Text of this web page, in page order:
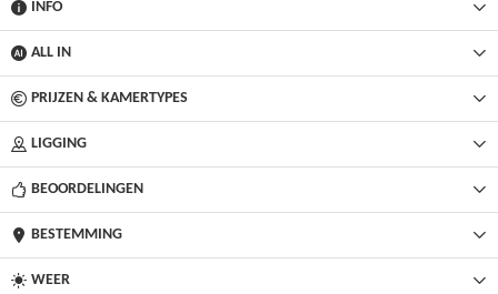
INFO
ALL IN
PRIJZEN & KAMERTYPES
LIGGING
BEOORDELINGEN
BESTEMMING
WEER